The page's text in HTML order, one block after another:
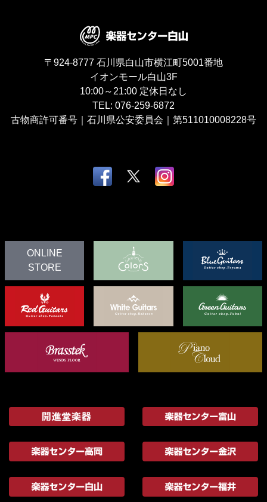
〒924-8777 石川県白山市横江町5001番地
イオンモール白山3F
10:00～21:00 定休日なし
TEL: 076-259-6872
古物商許可番号｜石川県公安委員会｜第511010008228号
ONLINE
STORE